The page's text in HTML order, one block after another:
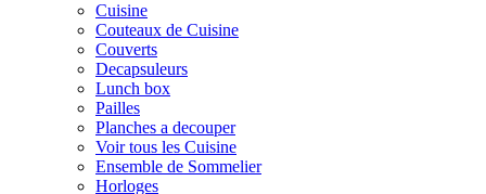
Cuisine
Couteaux de Cuisine
Couverts
Decapsuleurs
Lunch box
Pailles
Planches a decouper
Voir tous les Cuisine
Ensemble de Sommelier
Horloges